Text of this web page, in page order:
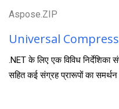
Aspose.ZIP
Universal
.NET के लिए एक विविध
सहित कई संग्रह प्रारूपों का